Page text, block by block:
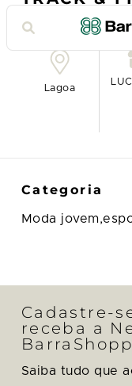
Lagoa
Categoria
Moda
Cadastre-
receba a
Saiba tudo que